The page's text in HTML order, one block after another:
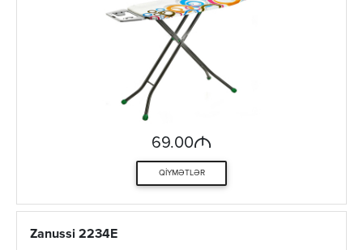
69.00M
QIYMƏTLƏR
Zanussi 2234E